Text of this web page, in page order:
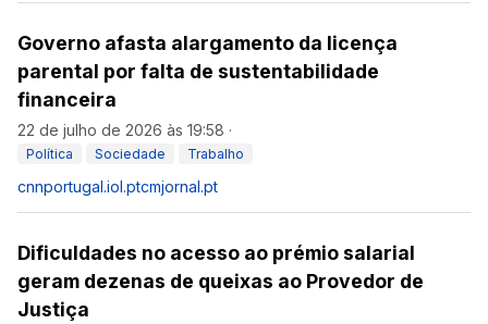
Governo afasta alargamento da licença
parental por falta de sustentabilidade
financeira
22 de julho de 2026 às 19:58 ·
Política Sociedade Trabalho
cnnportugal.iol.ptcmjornal.pt
Dificuldades no acesso ao prémio salarial
geram dezenas de queixas ao Provedor de
Justiça